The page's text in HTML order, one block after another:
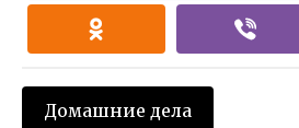
Домашние дела